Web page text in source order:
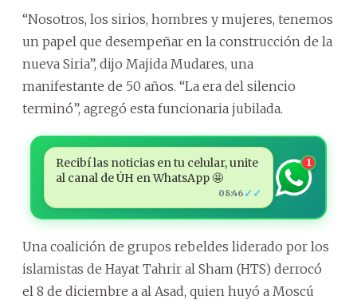
“Nosotros, los sirios, hombres y mujeres, tenemos
un papel que desempeñar en la construcción de la
nueva Siria”, dijo Majida Mudares, una
manifestante de 50 años. “La era del silencio
terminó”, agregó esta funcionaria jubilada.
Recibí las noticias en tu celular, unite
al canal de ÚH en WhatsApp 🤩
08:46 ✓✓
1
Una coalición de grupos rebeldes liderado por los
islamistas de Hayat Tahrir al Sham (HTS) derrocó
el 8 de diciembre a al Asad, quien huyó a Moscú